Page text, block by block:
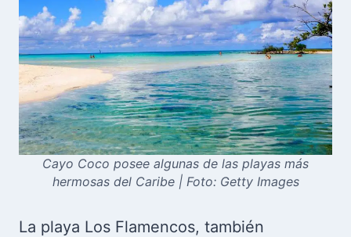
Cayo Coco posee algunas de las playas más
hermosas del Caribe | Foto: Getty Images
La playa Los Flamencos, también